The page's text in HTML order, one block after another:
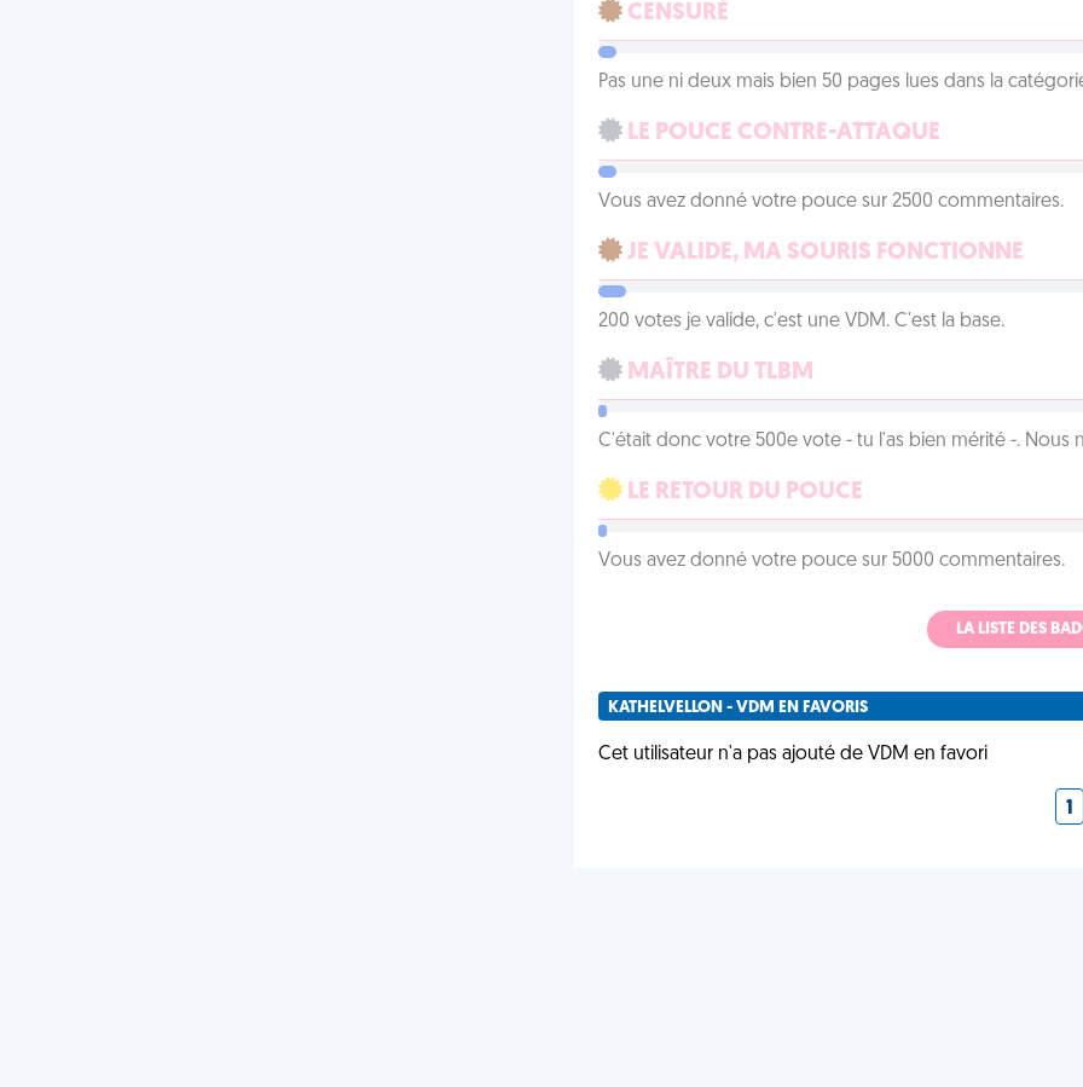
CENSURÉ
Pas une ni deux mais bien 50 pages lues dans la
LE POUCE CONTRE-ATTAQUE
Vous avez donné votre pouce sur 2500 commentaires.
JE VALIDE, MA SOURIS FONCTIONNE
200 votes je valide, c'est une VDM. C'est la base.
MAÎTRE DU TLBM
C'était donc votre 500e vote - tu l'as bien mérité -. Nous
LE RETOUR DU POUCE
Vous avez donné votre pouce sur 5000 commentaires.
LA LISTE DES
KATHELVELLON - VDM EN FAVORIS
Cet utilisateur n'a pas ajouté de VDM en favori
1